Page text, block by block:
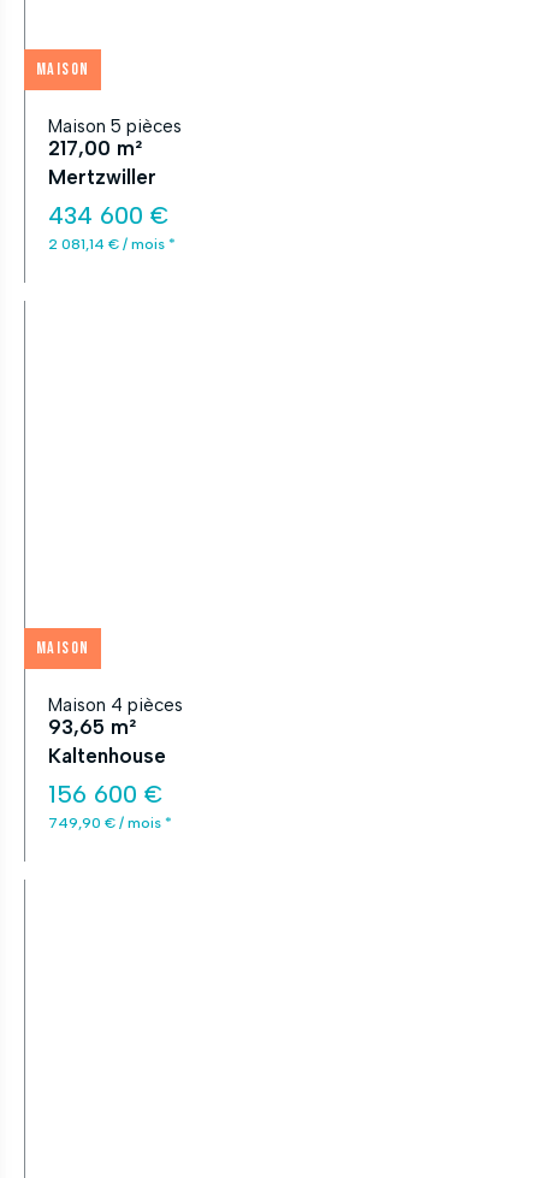
Maison
Maison 5 pièces
217,00 m²
Mertzwiller
434 600 €
2 081,14 € / mois *
Maison
Maison 4 pièces
93,65 m²
Kaltenhouse
156 600 €
749,90 € / mois *